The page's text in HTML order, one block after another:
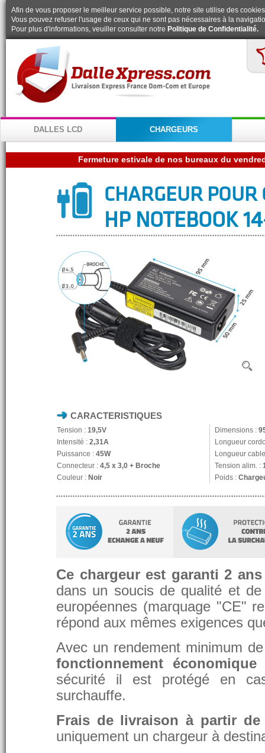
Afin de vous proposer le meilleur service possible, notre site utilise des
Vous pouvez refuser l'usage de ceux qui ne sont pas nécessaires à la
Pour plus d'informations, veuiller consulter notre Politique de Confidentialité.
DALLES LCD CHARGEURS
CHARGEUR
HP NOTEBOOK
CARACTERISTIQUES
Tension : 19,5V Dimensions :
Intensité : 2,31A
Longueur
Puissance : 45W
Longueur
Connecteur : 4,5 x 3,0 + Broche Tension alim. :
Couleur : Noir Poids :
Ce chargeur est garanti 2 ans
dans un soucis de qualité et
européennes (marquage "CE"
répond aux mêmes exigences
Avec un rendement minimum
fonctionnement
sécurité il est protégé en
surchauffe.
Frais de livraison à partir de
uniquement un chargeur à